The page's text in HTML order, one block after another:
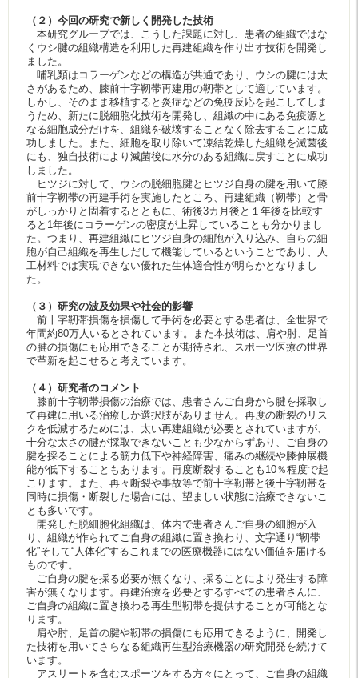
（２）今回の研究で新しく開発した技術
本研究グループでは、こうした課題に対し、患者の組織ではな
くウシ腱の組織構造を利用した再建組織を作り出す技術を開発し
ました。
哺乳類はコラーゲンなどの構造が共通であり、ウシの腱には太
さがあるため、膝前十字靭帯再建用の靭帯として適しています。
しかし、そのまま移植すると炎症などの免疫反応を起こしてしま
うため、新たに脱細胞化技術を開発し、組織の中にある免疫源と
なる細胞成分だけを、組織を破壊することなく除去することに成
功しました。また、細胞を取り除いて凍結乾燥した組織を滅菌後
にも、独自技術により滅菌後に水分のある組織に戻すことに成功
しました。
ヒツジに対して、ウシの脱細胞腱とヒツジ自身の腱を用いて膝
前十字靭帯の再建手術を実施したところ、再建組織（靭帯）と骨
がしっかりと固着するとともに、術後3カ月後と１年後を比較す
ると1年後にコラーゲンの密度が上昇していることも分かりまし
た。つまり、再建組織にヒツジ自身の細胞が入り込み、自らの細
胞が自己組織を再生しだして機能しているということであり、人
工材料では実現できない優れた生体適合性が明らかとなりまし
た。
（３）研究の波及効果や社会的影響
前十字靭帯損傷を損傷して手術を必要とする患者は、全世界で
年間約80万人いるとされています。また本技術は、肩や肘、足首
の腱の損傷にも応用できることが期待され、スポーツ医療の世界
で革新を起こせると考えています。
（４）研究者のコメント
膝前十字靭帯損傷の治療では、患者さんご自身から腱を採取し
て再建に用いる治療しか選択肢がありません。再度の断裂のリス
クを低減するためには、太い再建組織が必要とされていますが、
十分な太さの腱が採取できないことも少なからずあり、ご自身の
腱を採ることによる筋力低下や神経障害、痛みの継続や膝伸展機
能が低下することもあります。再度断裂することも10％程度で起
こります。また、再々断裂や事故等で前十字靭帯と後十字靭帯を
同時に損傷・断裂した場合には、望ましい状態に治療できないこ
とも多いです。
開発した脱細胞化組織は、体内で患者さんご自身の細胞が入
り、組織が作られてご自身の組織に置き換わり、文字通り“靭帯
化”そして“人体化”するこれまでの医療機器にはない価値を届ける
ものです。
ご自身の腱を採る必要が無くなり、採ることにより発生する障
害が無くなります。再建治療を必要とするすべての患者さんに、
ご自身の組織に置き換わる再生型靭帯を提供することが可能とな
ります。
肩や肘、足首の腱や靭帯の損傷にも応用できるように、開発し
た技術を用いてさらなる組織再生型治療機器の研究開発を続けて
います。
アスリートを含むスポーツをする方々にとって、ご自身の組織